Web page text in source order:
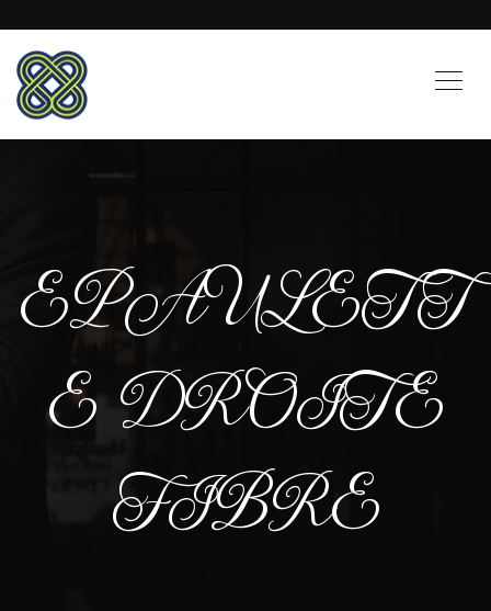
EPAULETT
E DROITE
FIBRE